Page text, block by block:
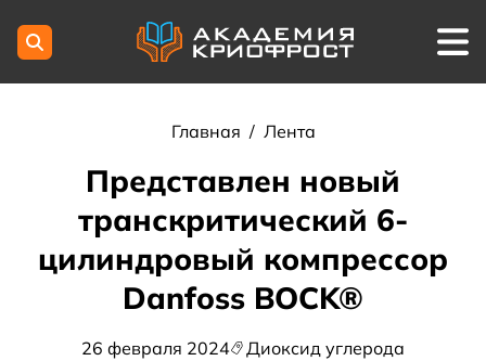
Главная / Лента
Представлен новый
транскритический 6-
цилиндровый компрессор
Danfoss BOCK®
26 февраля 2024
Диоксид углерода